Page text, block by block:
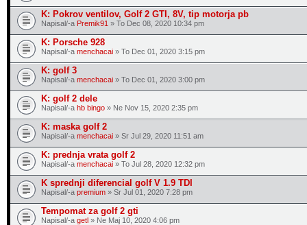
K: Pokrov ventilov, Golf 2 GTI, 8V, tip motorja pb
Napisal/-a Premik91 » To Dec 08, 2020 10:34 pm
K: Porsche 928
Napisal/-a menchacai » To Dec 01, 2020 3:15 pm
K: golf 3
Napisal/-a menchacai » To Dec 01, 2020 3:00 pm
K: golf 2 dele
Napisal/-a hb bingo » Ne Nov 15, 2020 2:35 pm
K: maska golf 2
Napisal/-a menchacai » Sr Jul 29, 2020 11:51 am
K: prednja vrata golf 2
Napisal/-a menchacai » To Jul 28, 2020 12:32 pm
K sprednji diferencial golf V 1.9 TDI
Napisal/-a premium » Sr Jul 01, 2020 7:28 pm
Tempomat za golf 2 gti
Napisal/-a getl » Ne Maj 10, 2020 4:06 pm